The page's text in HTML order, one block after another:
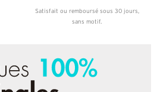
Satisfait ou remboursé sous 30 jours,
sans motif.